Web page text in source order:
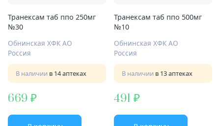
Транексам таб ппо 250мг
№30
Обнинская ХФК АО
Россия
В наличии в 14 аптеках
669
Транексам таб ппо 500мг
№10
Обнинская ХФК АО
Россия
В наличии в 13 аптеках
491